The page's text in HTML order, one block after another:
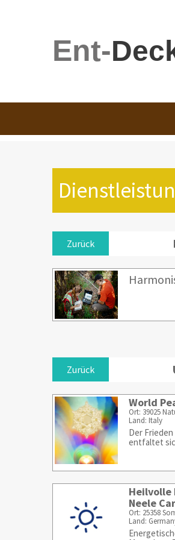
Ent-
Zurück
Zurück
World
Ort: 39025
Land: Italy
Der
entfaltet
Heilvolle
Neele
Ort: 25358
Land: